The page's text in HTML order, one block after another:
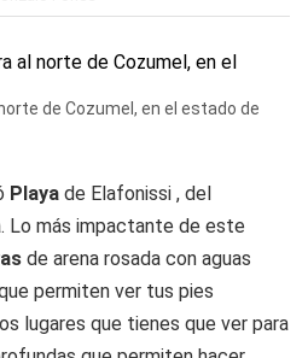
de Cozumel, en el estado de
Playa de Elafonissi , del
Lo más impactante de este
de arena rosada con aguas
permiten ver tus pies
lugares que tienes que ver para